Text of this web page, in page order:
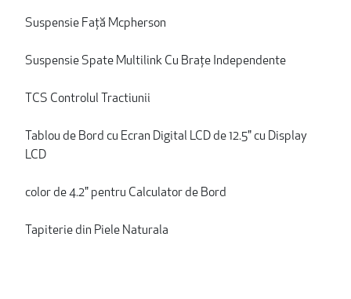
Suspensie Față Mcpherson
Suspensie Spate Multilink Cu Brațe Independente
TCS Controlul Tractiunii
Tablou de Bord cu Ecran Digital LCD de 12.5" cu Display
LCD
color de 4.2" pentru Calculator de Bord
Tapiterie din Piele Naturala